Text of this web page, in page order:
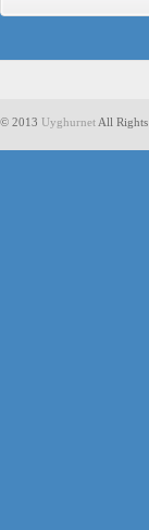
© 2013 Uyghurnet All